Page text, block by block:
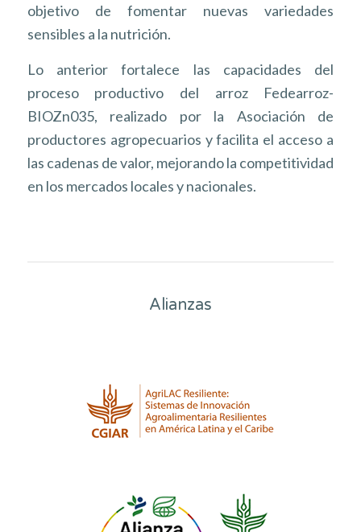
objetivo de fomentar nuevas variedades
sensibles a la nutrición.
Lo anterior fortalece las capacidades del
proceso productivo del arroz Fedearroz-
BIOZn035, realizado por la Asociación de
productores agropecuarios y facilita el acceso a
las cadenas de valor, mejorando la competitividad
en los mercados locales y nacionales.
Alianzas